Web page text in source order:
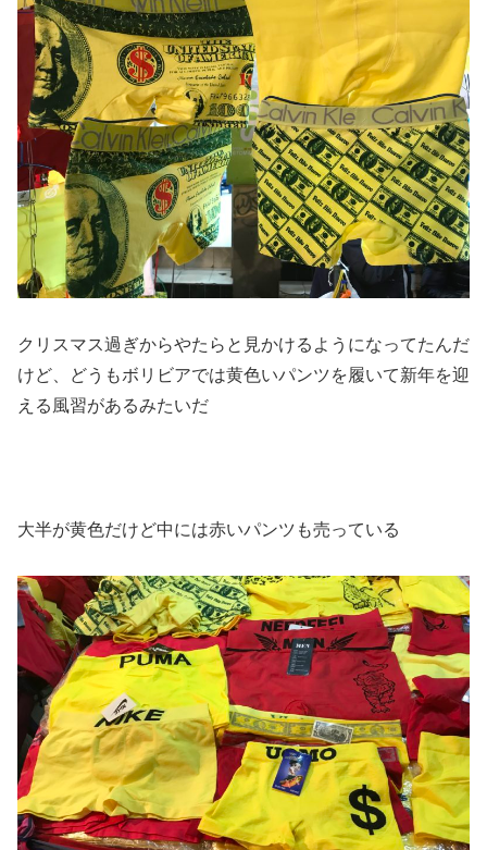
クリスマス過ぎからやたらと見かけるようになってたんだ
けど、どうもボリビアでは黄色いパンツを履いて新年を迎
える風習があるみたいだ
大半が黄色だけど中には赤いパンツも売っている